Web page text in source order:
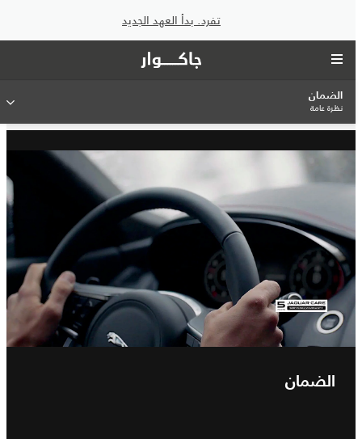
تفرد. بدأ العهد الجديد
الضمان
نظرة عامة
الضمان